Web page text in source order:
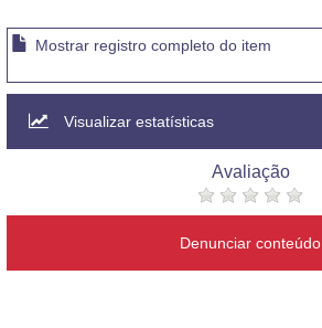
Mostrar registro completo do item
Visualizar estatísticas
Avaliação
Denunciar conteúdo